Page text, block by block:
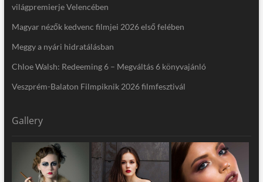
világpremierje Velencében
Magyar nézők kedvenc filmjei 2026 első felében
Meggy a nyári hidratálásban
Chloe Walsh: Redeeming 6 – Megváltás 6 könyvajánló
Veszprém-Balaton Filmpiknik 2026 filmfesztivál
Gallery